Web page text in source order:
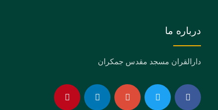
درباره ما
دارالقران مسجد مقدس جمکران